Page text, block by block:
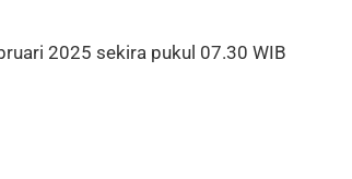
2025 sekira pukul 07.30 WIB